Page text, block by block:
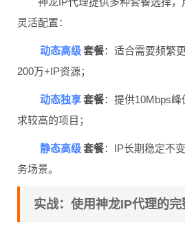
灵活配置：
动态高级套餐：适合需要频繁
200万+IP资源；
动态独享套餐：提供10Mbps
求较高的项目；
静态高级套餐：IP长期稳定不
务场景。
实战：使用神龙IP代理的完